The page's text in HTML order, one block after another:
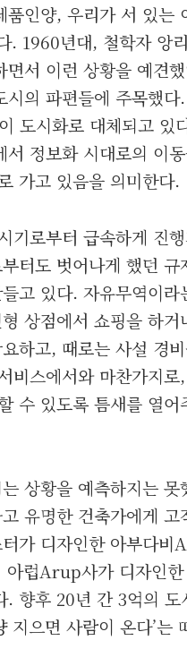
인양, 우리가 서 있는
. 1960년대, 철학자 앙
면서 이런 상황을 예견
의 파편들에 주목했다
도시화로 대체되고 있
정보화 시대로의 이
가고 있음을 의미한다.
기로부터 급속하게 진
터도 벗어나게 했던 규
고 있다. 자유무역이라
상점에서 쇼핑을 하거
하고, 때로는 사설 경
비스에서와 마찬가지로
수 있도록 틈새를 열어
상황을 예측하지는 못
유명한 건축가에게
가 디자인한 아부다
럽Arup사가 디자인한
향후 20년 간 3억의 도
지으면 사람이 온다’는